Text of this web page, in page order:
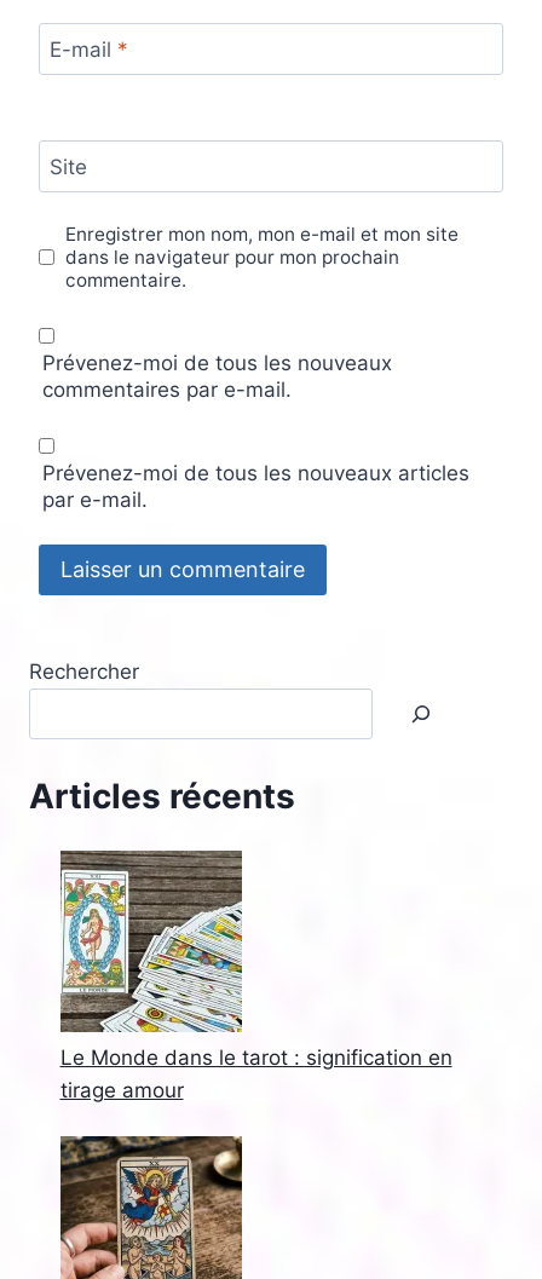
E-mail *
Site
Enregistrer mon nom, mon e-mail et mon site
dans le navigateur pour mon prochain
commentaire.
Prévenez-moi de tous les nouveaux
commentaires par e-mail.
Prévenez-moi de tous les nouveaux articles
par e-mail.
Rechercher
Articles récents
Le Monde dans le tarot : signification en
tirage amour